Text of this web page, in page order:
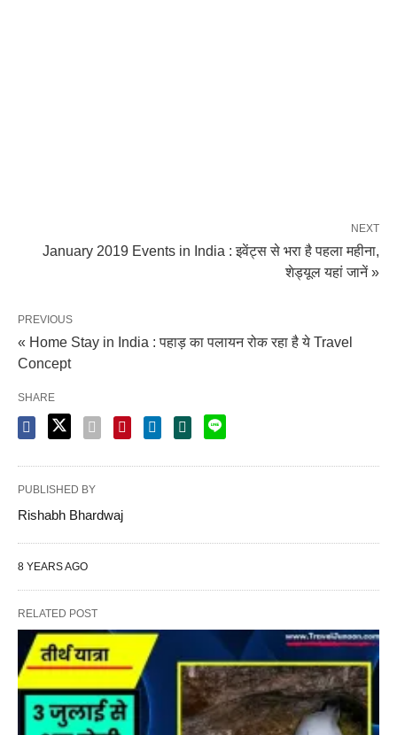
NEXT
January 2019 Events in India : इवेंट्स से भरा है पहला महीना,
शेड्यूल यहां जानें »
PREVIOUS
« Home Stay in India : पहाड़ का पलायन रोक रहा है ये Travel
Concept
SHARE
PUBLISHED BY
Rishabh Bhardwaj
8 YEARS AGO
RELATED POST